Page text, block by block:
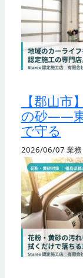
【郡山市
の砂——東
で守る
2026/06/07 業